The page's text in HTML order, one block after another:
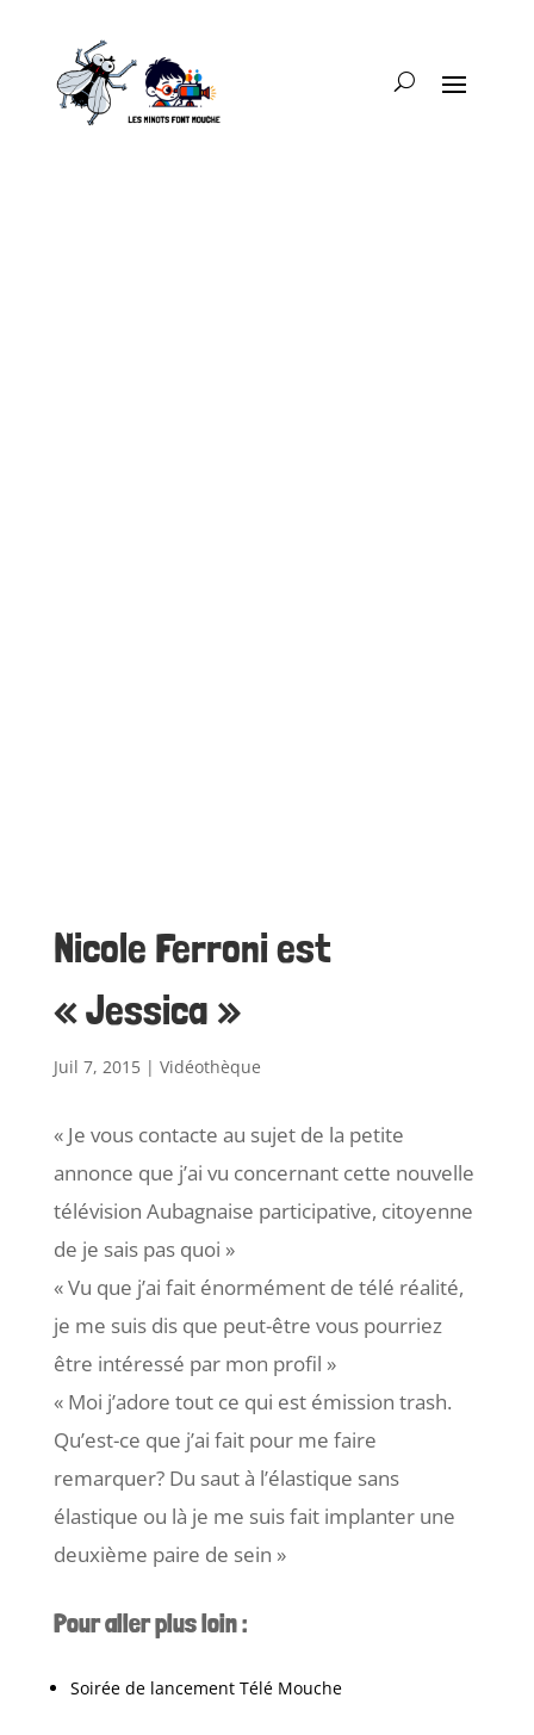
Nicole Ferroni est
« Jessica »
Juil 7, 2015| Vidéothèque
« Je vous contacte au sujet de la petite
annonce que j’ai vu concernant cette nouvelle
télévision Aubagnaise participative, citoyenne
de je sais pas quoi »
« Vu que j’ai fait énormément de télé réalité,
je me suis dis que peut-être vous pourriez
être intéressé par mon profil »
« Moi j’adore tout ce qui est émission trash.
Qu’est-ce que j’ai fait pour me faire
remarquer? Du saut à l’élastique sans
élastique ou là je me suis fait implanter une
deuxième paire de sein »
Pour aller plus loin :
Soirée de lancement Télé Mouche